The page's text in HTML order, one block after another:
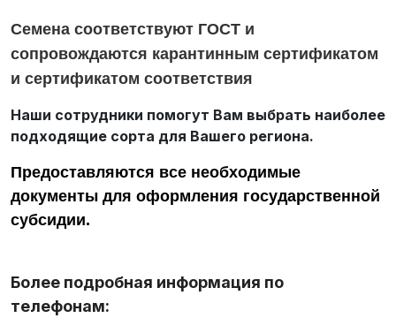
Семена соответствуют ГОСТ и
сопровождаются карантинным сертификатом
и сертификатом соответствия
Наши сотрудники помогут Вам выбрать наиболее
подходящие сорта для Вашего региона.
Предоставляются все необходимые
документы для оформления государственной
субсидии.
Более подробная информация по
телефонам: